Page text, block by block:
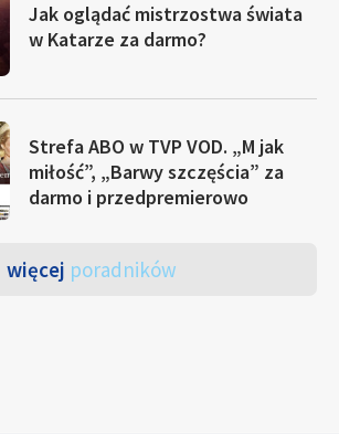
Jak oglądać mistrzostwa świata
w Katarze za darmo?
Strefa ABO w TVP VOD. „M jak
miłość”, „Barwy szczęścia” za
darmo i przedpremierowo
więcej poradników